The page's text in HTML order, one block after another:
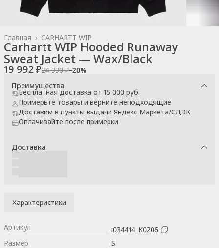
CARHARTT WIP
Главная ›
Carhartt WIP Hooded Runaway
Sweat Jacket — Wax/Black
19 992 ₽24 990 ₽−20%
Преимущества
Бесплатная доставка от 15 000 руб.
Примерьте товары и верните неподходящие
Доставим в пункты выдачи Яндекс Маркета/СДЭК
Оплачивайте после примерки
Доставка
Характеристики
Артикул
i034414_K0206
Размер
S